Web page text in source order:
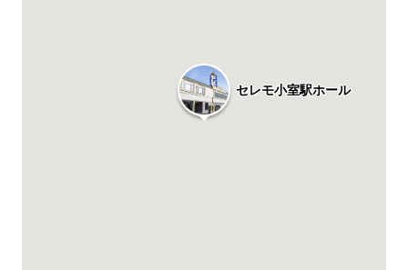
セレモ小室駅ホール